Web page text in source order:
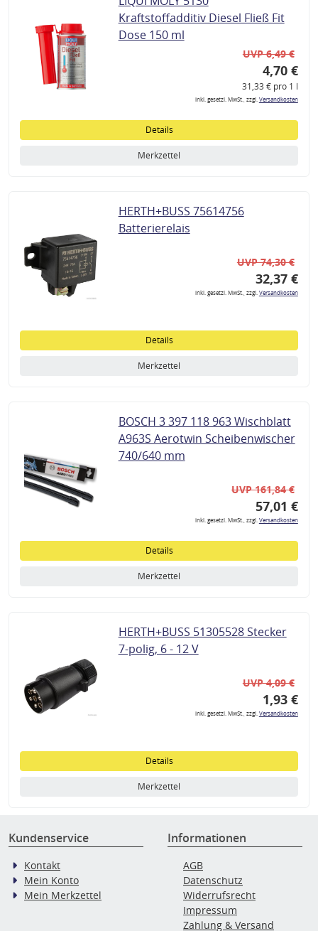
Kraftstoffadditiv Diesel Fließ Fit
Dose 150 ml
UVP 6,49 €
4,70 €
31,33 € pro 1 l
inkl. gesetzl. MwSt., zzgl.Versandkosten
Details
Merkzettel
HERTH+BUSS 75614756
Batterierelais
UVP 74,30 €
32,37 €
inkl. gesetzl. MwSt., zzgl.Versandkosten
Details
Merkzettel
BOSCH 3 397 118 963 Wischblatt
A963S Aerotwin Scheibenwischer
740/640 mm
UVP 161,84 €
57,01 €
inkl. gesetzl. MwSt., zzgl.Versandkosten
Details
Merkzettel
HERTH+BUSS 51305528 Stecker
7-polig, 6 - 12 V
UVP 4,09 €
1,93 €
inkl. gesetzl. MwSt., zzgl.Versandkosten
Details
Merkzettel
Kundenservice
Kontakt
Mein Konto
Mein Merkzettel
Informationen
AGB
Datenschutz
Widerrufsrecht
Impressum
Zahlung & Versand